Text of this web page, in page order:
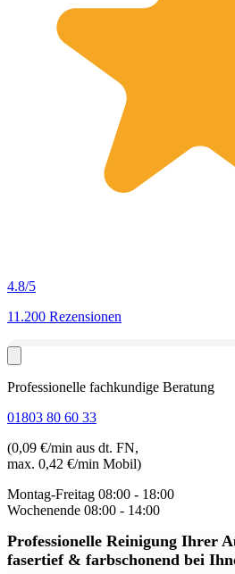
4.8/5
11.200 Rezensionen
Professionelle fachkundige Beratung
01803 80 60 33
(0,09 €/min aus dt. FN,
max. 0,42 €/min Mobil)
Montag-Freitag 08:00 - 18:00
Wochenende 08:00 - 14:00
Professionelle Reinigung Ihrer
fasertief & farbschonend bei